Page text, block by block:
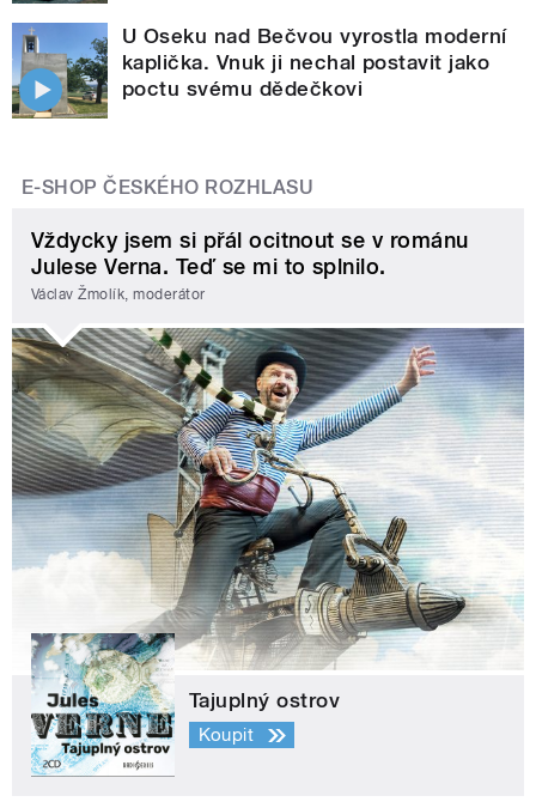
U Oseku nad Bečvou vyrostla moderní
kaplička. Vnuk ji nechal postavit jako
poctu svému dědečkovi
E-SHOP ČESKÉHO ROZHLASU
Vždycky jsem si přál ocitnout se v románu
Julese Verna. Teď se mi to splnilo.
Václav Žmolík, moderátor
Tajuplný ostrov
Koupit